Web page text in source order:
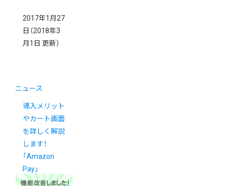
2017年1月27
日 （2018年3
月1日 更新）
ニュース
導入メリット
やカート画面
を詳しく解説
します！
「Amazon
Pay」